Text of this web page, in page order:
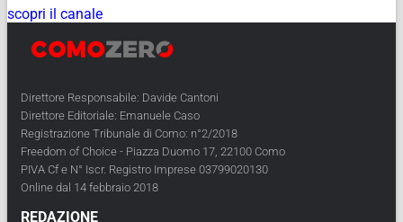
scopri il canale
Direttore Responsabile: Davide Cantoni
Direttore Editoriale: Emanuele Caso
Registrazione Tribunale di Como: n°2/2018
Freedom of Choice - Piazza Duomo 17, 22100 Como
PIVA Cf e N° Iscr. Registro Imprese 03799020130
Online dal 14 febbraio 2018
REDAZIONE